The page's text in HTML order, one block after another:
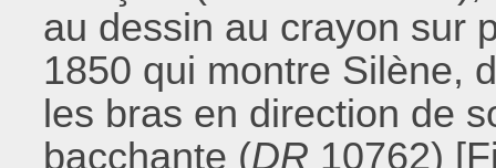
au dessin au crayon sur
1850 qui montre Silène,
les bras en direction de
bacchante (DR 10762)